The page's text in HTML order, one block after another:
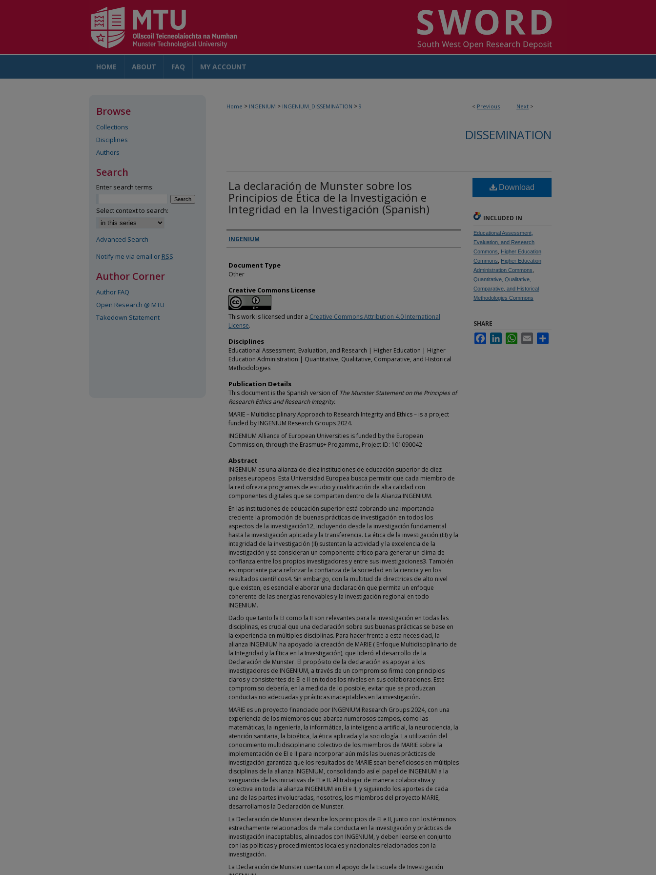
HOME ABOUT FAQ MY ACCOUNT
< Previous Next >
Home > INGENIUM > INGENIUM_DISSEMINATION > 9
DISSEMINATION
La declaración de Munster sobre los
Principios de Ética de la Investigación e
Integridad en la Investigación (Spanish)
Authors
INGENIUM
Document Type
Other
Creative Commons License
This work is licensed under a Creative Commons Attribution 4.0 International
License.
Disciplines
Educational Assessment, Evaluation, and Research | Higher Education | Higher
Education Administration | Quantitative, Qualitative, Comparative, and Historical
Methodologies
Publication Details
This document is the Spanish version of The Munster Statement on the Principles of
Research Ethics and Research Integrity.
MARIE – Multidisciplinary Approach to Research Integrity and Ethics – is a project
funded by INGENIUM Research Groups 2024.
INGENIUM Alliance of European Universities is funded by the European
Commission, through the Erasmus+ Progamme, Project ID: 101090042
Abstract
INGENIUM es una alianza de diez instituciones de educación superior de diez
países europeos. Esta Universidad Europea busca permitir que cada miembro de
la red ofrezca programas de estudio y cualificación de alta calidad con
componentes digitales que se comparten dentro de la Alianza INGENIUM.
En las instituciones de educación superior está cobrando una importancia
creciente la promoción de buenas prácticas de investigación en todos los
aspectos de la investigación12, incluyendo desde la investigación fundamental
hasta la investigación aplicada y la transferencia. La ética de la investigación (EI) y la
integridad de la investigación (II) sustentan la actividad y la excelencia de la
investigación y se consideran un componente crítico para generar un clima de
confianza entre los propios investigadores y entre sus investigaciones3. También
es importante para reforzar la confianza de la sociedad en la ciencia y en los
resultados científicos4. Sin embargo, con la multitud de directrices de alto nivel
que existen, es esencial elaborar una declaración que permita un enfoque
coherente de las energías renovables y la investigación regional en todo
INGENIUM.
Dado que tanto la EI como la II son relevantes para la investigación en todas las
disciplinas, es crucial que una declaración sobre sus buenas prácticas se base en
la experiencia en múltiples disciplinas. Para hacer frente a esta necesidad, la
alianza INGENIUM ha apoyado la creación de MARIE ( Enfoque Multidisciplinario de
la Integridad y la Ética en la Investigación), que lideró el desarrollo de la
Declaración de Munster. El propósito de la declaración es apoyar a los
investigadores de INGENIUM, a través de un compromiso firme con principios
claros y consistentes de EI e II en todos los niveles en sus colaboraciones. Este
compromiso debería, en la medida de lo posible, evitar que se produzcan
conductas no adecuadas y prácticas inaceptables en la investigación.
MARIE es un proyecto financiado por INGENIUM Research Groups 2024, con una
experiencia de los miembros que abarca numerosos campos, como las
matemáticas, la ingeniería, la informática, la inteligencia artificial, la neurociencia, la
atención sanitaria, la bioética, la ética aplicada y la sociología. La utilización del
conocimiento multidisciplinario colectivo de los miembros de MARIE sobre la
implementación de EI e II para incorporar aún más las buenas prácticas de
investigación garantiza que los resultados de MARIE sean beneficiosos en múltiples
disciplinas de la alianza INGENIUM, consolidando así el papel de INGENIUM a la
vanguardia de las iniciativas de EI e II. Al trabajar de manera colaborativa y
colectiva en toda la alianza INGENIUM en EI e II, y siguiendo los aportes de cada
una de las partes involucradas, nosotros, los miembros del proyecto MARIE,
desarrollamos la Declaración de Munster.
La Declaración de Munster describe los principios de EI e II, junto con los términos
estrechamente relacionados de mala conducta en la investigación y prácticas de
investigación inaceptables, alineados con INGENIUM, y deben leerse en conjunto
con las políticas y procedimientos locales y nacionales relacionados con la
investigación.
La Declaración de Munster cuenta con el apoyo de la Escuela de Investigación
Download
INCLUDED IN
Educational Assessment,
Evaluation, and Research
Commons
Higher Education
Commons
Higher Education
Administration Commons
Quantitative, Qualitative,
Comparative, and Historical
Methodologies Commons
SHARE
FacebookLinkedInWhatsApp
Email
Browse
Collections
Disciplines
Authors
Search
Enter search terms:
Select context to search:
Advanced Search
Notify me via email or RSS
Author Corner
Author FAQ
Open Research @ MTU
Takedown Statement